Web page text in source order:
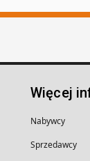
Więcej
Nabywcy
Sprzedawcy